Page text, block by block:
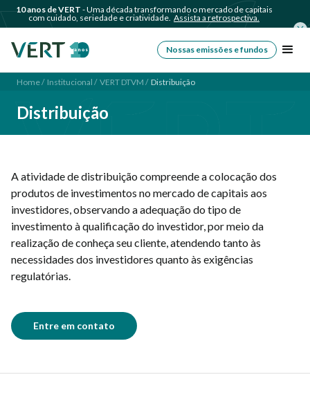
10 anos de VERT - Uma década transformando o mercado de capitais
com cuidado, seriedade e criatividade. Assista a retrospectiva.
Nossas emissões e fundos
Home / Institucional / VERT DTVM / Distribuição
Distribuição
A atividade de distribuição compreende a colocação dos
produtos de investimentos no mercado de capitais aos
investidores, observando a adequação do tipo de
investimento à qualificação do investidor, por meio da
realização de conheça seu cliente, atendendo tanto às
necessidades dos investidores quanto às exigências
regulatórias.
Entre em contato